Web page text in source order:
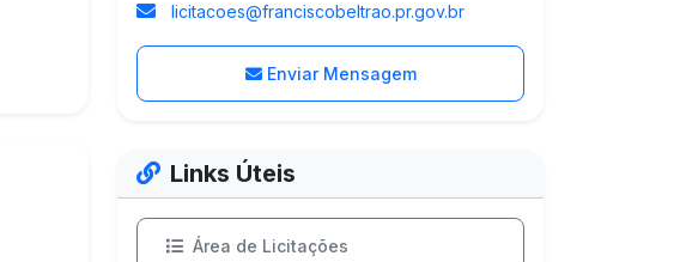
licitacoes@franciscobeltrao.pr.gov.br
Enviar Mensagem
Links Úteis
Área de Licitações